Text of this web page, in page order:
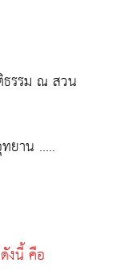
ธรรม ณ สวน
ยาน .....
งนี้ คือ